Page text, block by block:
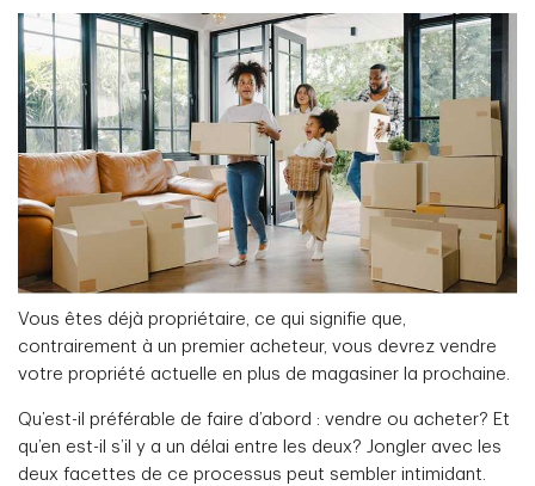
Vous êtes déjà propriétaire, ce qui signifie que,
contrairement à un premier acheteur, vous devrez vendre
votre propriété actuelle en plus de magasiner la prochaine.
Qu’est-il préférable de faire d’abord : vendre ou acheter? Et
qu’en est-il s’il y a un délai entre les deux? Jongler avec les
deux facettes de ce processus peut sembler intimidant.